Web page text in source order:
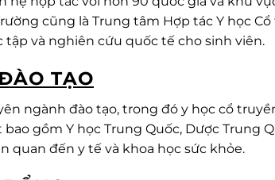
cũng là Trung tâm Hợp tác Y học
tập và nghiên cứu quốc tế cho sinh viên.
TẠO
ngành đào tạo, trong đó y học cổ
gồm Y học Trung Quốc, Dược Trung
quan đến y tế và khoa học sức khỏe.